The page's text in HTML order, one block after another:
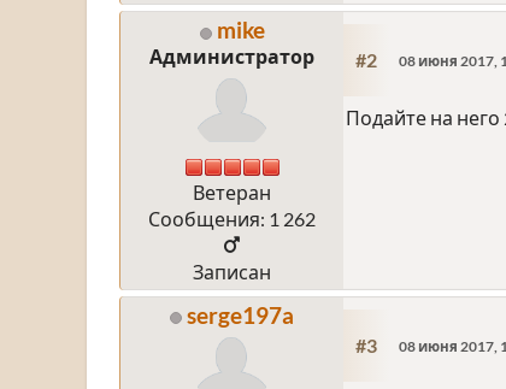
mike
Администратор
Ветеран
Сообщения: 1 262
Записан
#2 08 июня 2017,
Подайте на него
serge197a
#3 08 июня 2017,